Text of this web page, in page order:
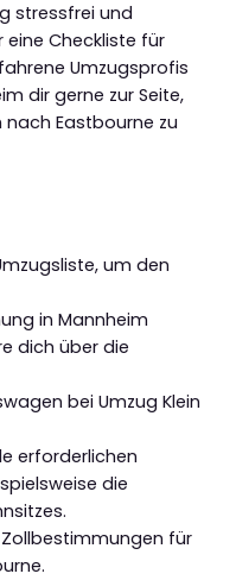
stressfrei und
Checkliste für
Umzugsprofis
dir gerne zur Seite,
Eastbourne zu
um den
in Mannheim
dich über die
bei Umzug Klein
erforderlichen
die
für